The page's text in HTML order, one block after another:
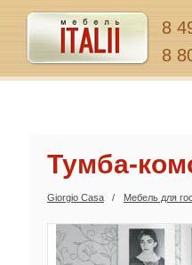
8
8
Тумба-
Giorgio Сasa Мебель для